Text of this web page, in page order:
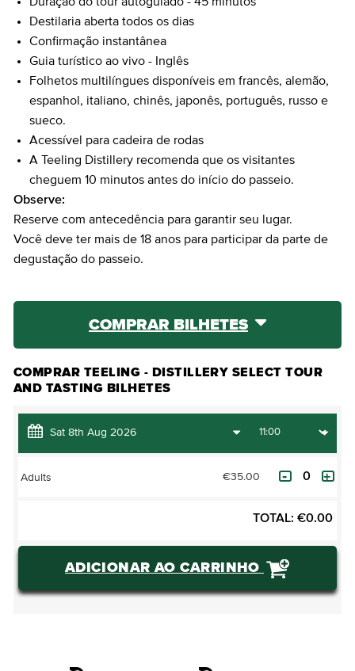
Destilaria aberta todos os dias
Confirmação instantânea
Guia turístico ao vivo - Inglês
Folhetos multilíngues disponíveis em francês, alemão,
espanhol, italiano, chinês, japonês, português, russo e
sueco.
Acessível para cadeira de rodas
A Teeling Distillery recomenda que os visitantes
cheguem 10 minutos antes do início do passeio.
Observe:
Reserve com antecedência para garantir seu lugar.
Você deve ter mais de 18 anos para participar da parte de
degustação do passeio.
COMPRAR BILHETES
COMPRAR TEELING - DISTILLERY SELECT TOUR
AND TASTING BILHETES
Adults €35.00
TOTAL: €0.00
ADICIONAR AO CARRINHO